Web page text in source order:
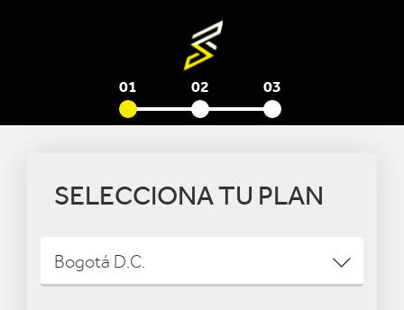
01 02 03
SELECCIONA TU PLAN
Bogotá D.C.